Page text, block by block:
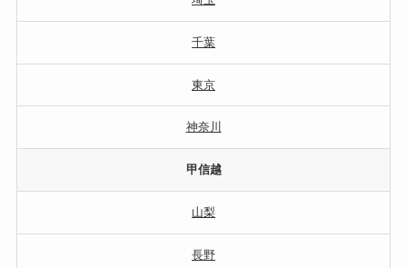
千葉
東京
神奈川
甲信越
山梨
長野